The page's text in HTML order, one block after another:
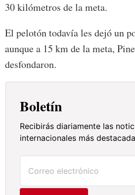
30 kilómetros de la meta.
El pelotón todavía les dejó un
aunque a 15 km de la meta,
desfondaron.
Boletín
Recibirás diariamente las
internacionales más